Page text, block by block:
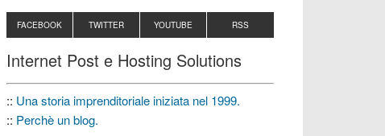
FACEBOOK TWITTER YOUTUBE RSS
Internet Post e Hosting Solutions
:: Una storia imprenditoriale iniziata nel 1999.
:: Perchè un blog.